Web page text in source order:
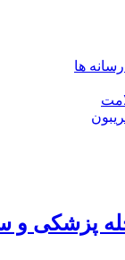
ها
پزشکی و